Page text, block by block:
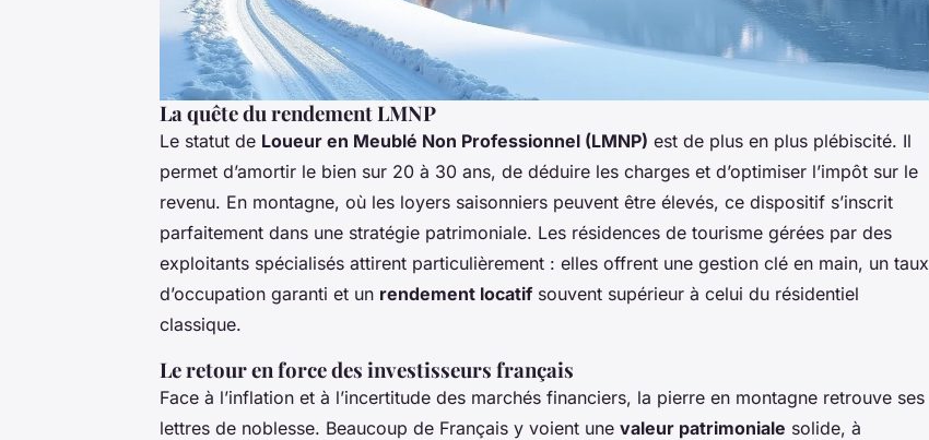
La quête du rendement LMNP
Le statut de Loueur en Meublé Non Professionnel (LMNP) est de plus en plus plébiscité. Il
permet d’amortir le bien sur 20 à 30 ans, de déduire les charges et d’optimiser l’impôt sur le
revenu. En montagne, où les loyers saisonniers peuvent être élevés, ce dispositif s’inscrit
parfaitement dans une stratégie patrimoniale. Les résidences de tourisme gérées par des
exploitants spécialisés attirent particulièrement : elles offrent une gestion clé en main, un taux
d’occupation garanti et un rendement locatif souvent supérieur à celui du résidentiel
classique.
Le retour en force des investisseurs français
Face à l’inflation et à l’incertitude des marchés financiers, la pierre en montagne retrouve ses
lettres de noblesse. Beaucoup de Français y voient une valeur patrimoniale solide, à